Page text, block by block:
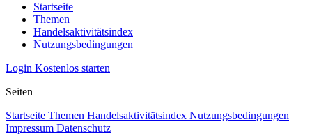
Startseite
Themen
Handelsaktivitätsindex
Nutzungsbedingungen
Login Kostenlos starten
Seiten
Startseite Themen Handelsaktivitätsindex Nutzungsbedingungen
Impressum Datenschutz